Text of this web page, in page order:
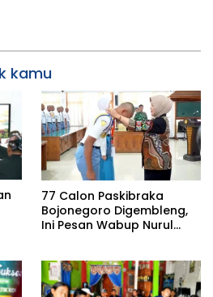
kamu
77 Calon Paskibraka
Bojonegoro Digembleng,
Ini Pesan Wabup Nurul